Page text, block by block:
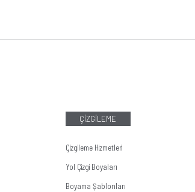
ÇİZGİLEME
Çizgileme Hizmetleri
Yol Çizgi Boyaları
Boyama Şablonları